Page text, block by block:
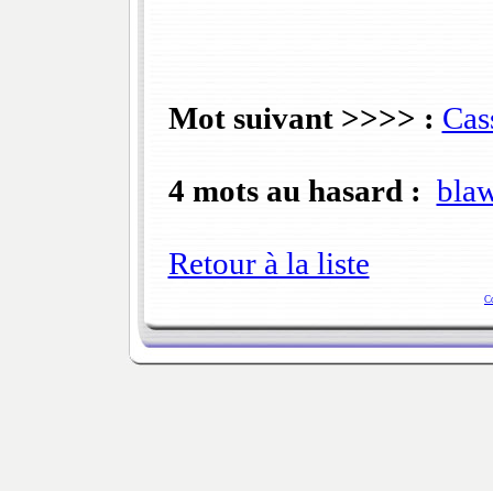
Mot suivant >>>> :
4 mots au hasard :
Retour à la liste